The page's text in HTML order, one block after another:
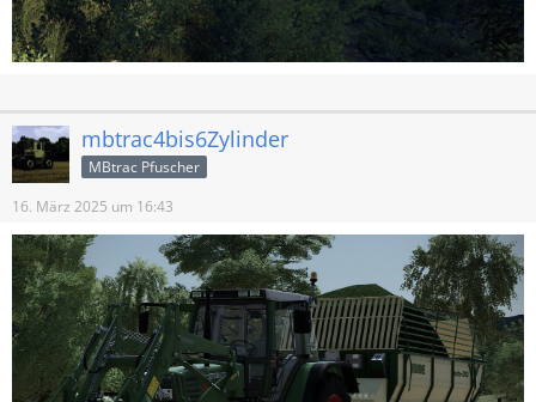
mbtrac4bis6Zylinder
MBtrac Pfuscher
16. März 2025 um 16:43